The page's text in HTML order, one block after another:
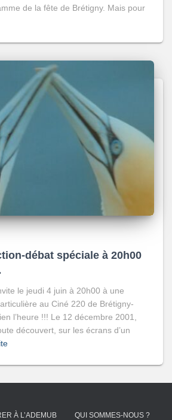
de la fête de Brétigny. Mais pour
débat spéciale à 20h00
le jeudi 4 juin à 20h00 à une
au Ciné 220 de Brétigny-
l’heure !!! Le 12 décembre 2001,
découvert, sur les écrans d’un
À L’ADEMUB QUI SOMMES-NOUS ?